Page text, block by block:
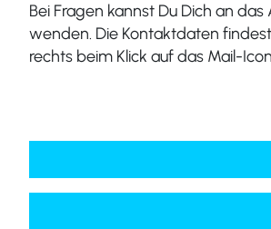
Bei Fragen kannst Du Dich an
wenden. Die Kontaktdaten
rechts beim Klick auf das Mail-